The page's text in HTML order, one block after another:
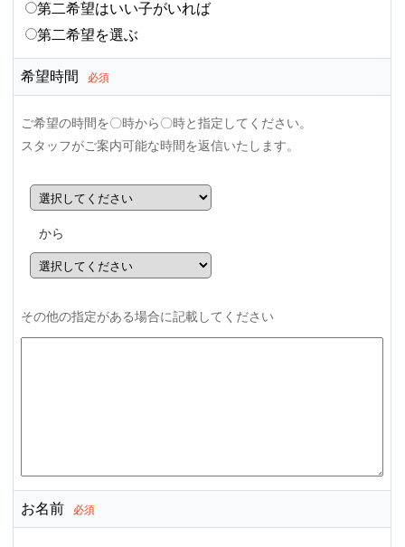
第二希望はいい子がいれば
第二希望を選ぶ
希望時間 必須
ご希望の時間を〇時から〇時と指定してください。
スタッフがご案内可能な時間を返信いたします。
から
その他の指定がある場合に記載してください
お名前 必須